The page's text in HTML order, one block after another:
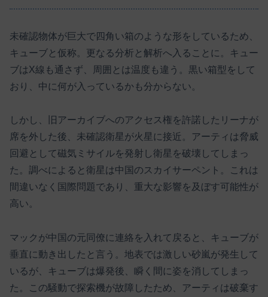
未確認物体が巨大で四角い箱のような形をしているため、
キューブと仮称。更なる分析と解析へ入ることに。キュー
ブはX線も通さず、周囲とは温度も違う。黒い箱型をして
おり、中に何が入っているかも分からない。
しかし、旧アーカイブへのアクセス権を許諾したリーナが
席を外した後、未確認衛星が火星に接近。アーティは脅威
回避として磁気ミサイルを発射し衛星を破壊してしまっ
た。調べによると衛星は中国のスカイサーペント。これは
間違いなく国際問題であり、重大な影響を及ぼす可能性が
高い。
マックが中国の元同僚に連絡を入れて戻ると、キューブが
垂直に動き出したと言う。地表では激しい砂嵐が発生して
いるが、キューブは爆発後、瞬く間に姿を消してしまっ
た。この騒動で探索機が故障したため、アーティは破棄す